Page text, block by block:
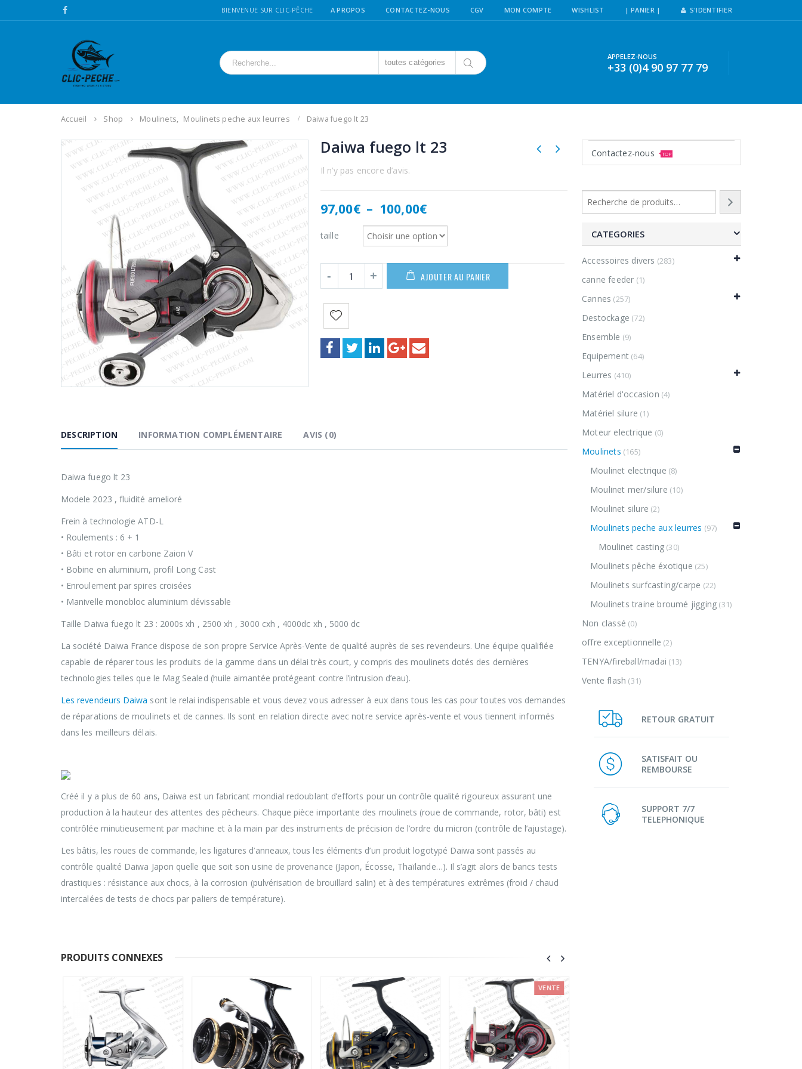
BIENVENUE SUR CLIC-PÊCHE A PROPOS CONTACTEZ-NOUS CGV MON COMPTE WISHLIST | PANIER | S'IDENTIFIER
toutes catégories
APPELEZ-NOUS
+33 (0)4 90 97 77 79
Accueil Shop Moulinets, Moulinets peche aux leurres Daiwa fuego lt 23
Daiwa fuego lt 23
Il n’y pas encore d’avis.
97,00€ – 100,00€Plage
prix :
97,00€
100,00€
taille
AJOUTER AU PANIER
DESCRIPTION INFORMATION COMPLÉMENTAIRE AVIS (0)
Daiwa fuego lt 23
Modele 2023 , fluidité amelioré
Frein à technologie ATD-L
• Roulements : 6 + 1
• Bâti et rotor en carbone Zaion V
• Bobine en aluminium, profil Long Cast
• Enroulement par spires croisées
• Manivelle monobloc aluminium dévissable
Taille Daiwa fuego lt 23 : 2000s xh , 2500 xh , 3000 cxh , 4000dc xh , 5000 dc
La société Daiwa France dispose de son propre Service Après-Vente de qualité auprès de ses revendeurs. Une équipe qualifiée
capable de réparer tous les produits de la gamme dans un délai très court, y compris des moulinets dotés des dernières
technologies telles que le Mag Sealed (huile aimantée protégeant contre l’intrusion d’eau).
Les revendeurs Daiwa sont le relai indispensable et vous devez vous adresser à eux dans tous les cas pour toutes vos demandes
de réparations de moulinets et de cannes. Ils sont en relation directe avec notre service après-vente et vous tiennent informés
dans les meilleurs délais.
Créé il y a plus de 60 ans, Daiwa est un fabricant mondial redoublant d’efforts pour un contrôle qualité rigoureux assurant une
production à la hauteur des attentes des pêcheurs. Chaque pièce importante des moulinets (roue de commande, rotor, bâti) est
contrôlée minutieusement par machine et à la main par des instruments de précision de l’ordre du micron (contrôle de l’ajustage).
Les bâtis, les roues de commande, les ligatures d’anneaux, tous les éléments d’un produit logotypé Daiwa sont passés au
contrôle qualité Daiwa Japon quelle que soit son usine de provenance (Japon, Écosse, Thaïlande…). Il s’agit alors de bancs tests
drastiques : résistance aux chocs, à la corrosion (pulvérisation de brouillard salin) et à des températures extrêmes (froid / chaud
intercalées de tests de chocs par paliers de température).
PRODUITS CONNEXES
VENTE
Contactez-nous TOP
CATEGORIES
Accessoires divers (283)
canne feeder (1)
Cannes (257)
Destockage (72)
Ensemble (9)
Equipement (64)
Leurres (410)
Matériel d'occasion (4)
Matériel silure (1)
Moteur electrique (0)
Moulinets (165)
Moulinet electrique (8)
Moulinet mer/silure (10)
Moulinet silure (2)
Moulinets peche aux leurres (97)
Moulinet casting (30)
Moulinets pêche éxotique (25)
Moulinets surfcasting/carpe (22)
Moulinets traine broumé jigging (31)
Non classé (0)
offre exceptionnelle (2)
TENYA/fireball/madai (13)
Vente flash (31)
RETOUR GRATUIT
SATISFAIT OU
REMBOURSE
SUPPORT 7/7
TELEPHONIQUE